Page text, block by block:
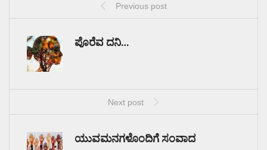
Previous post
ಪೊರೆವ ದನಿ…
Next post
ಯುವಮನಗಳೊಂದಿಗೆ ಸಂವಾದ